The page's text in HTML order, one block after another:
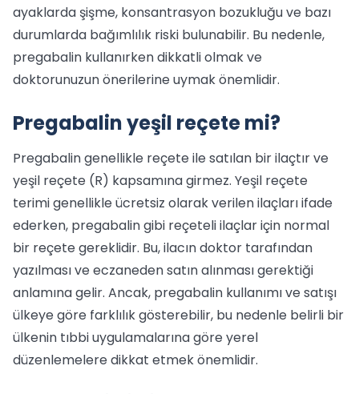
ayaklarda şişme, konsantrasyon bozukluğu ve bazı
durumlarda bağımlılık riski bulunabilir. Bu nedenle,
pregabalin kullanırken dikkatli olmak ve
doktorunuzun önerilerine uymak önemlidir.
Pregabalin yeşil reçete mi?
Pregabalin genellikle reçete ile satılan bir ilaçtır ve
yeşil reçete (R) kapsamına girmez. Yeşil reçete
terimi genellikle ücretsiz olarak verilen ilaçları ifade
ederken, pregabalin gibi reçeteli ilaçlar için normal
bir reçete gereklidir. Bu, ilacın doktor tarafından
yazılması ve eczaneden satın alınması gerektiği
anlamına gelir. Ancak, pregabalin kullanımı ve satışı
ülkeye göre farklılık gösterebilir, bu nedenle belirli bir
ülkenin tıbbi uygulamalarına göre yerel
düzenlemelere dikkat etmek önemlidir.